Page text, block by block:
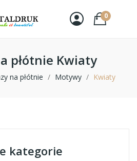
0
płótnie Kwiaty
na płótnie Motywy Kwiaty
kategorie